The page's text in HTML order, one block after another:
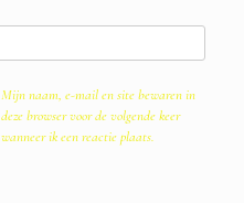
Mijn naam, e-mail en site bewaren in
deze browser voor de volgende keer
wanneer ik een reactie plaats.